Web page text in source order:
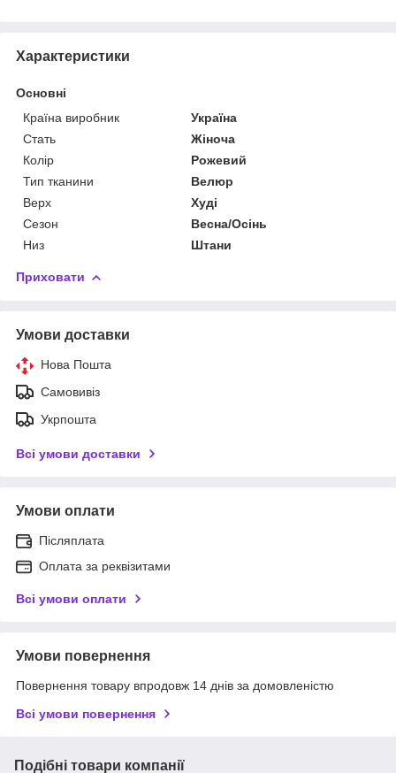
Характеристики
Основні
Країна виробник
Україна
Стать
Жіноча
Колір
Рожевий
Тип тканини
Велюр
Верх
Худі
Сезон
Весна/Осінь
Низ
Штани
Приховати
Умови доставки
Нова Пошта
Самовивіз
Укрпошта
Всі умови доставки
Умови оплати
Післяплата
Оплата за реквізитами
Всі умови оплати
Умови повернення
Повернення товару впродовж 14 днів за домовленістю
Всі умови повернення
Подібні товари компанії